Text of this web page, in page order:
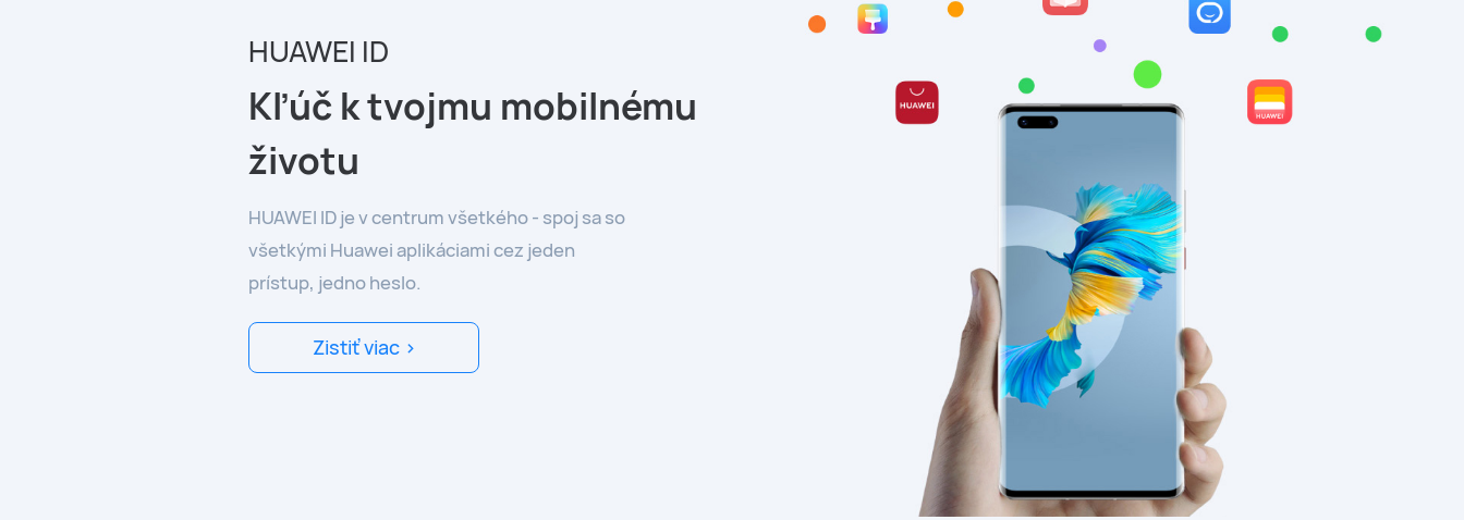
HUAWEI ID
Kľúč k tvojmu mobilnému
životu
HUAWEI ID je v centrum všetkého - spoj sa so
všetkými Huawei aplikáciami cez jeden
prístup, jedno heslo.
Zistiť viac >